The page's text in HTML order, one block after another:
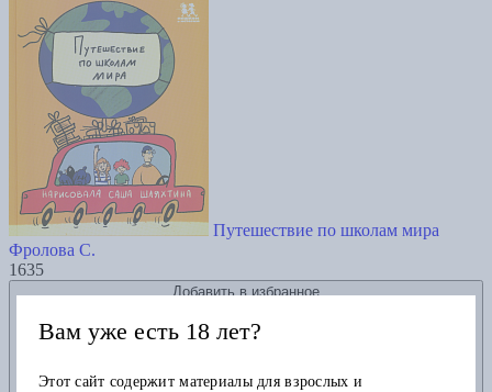
Путешествие по школам мира
Фролова С.
1635
Добавить в избранное
Вам уже есть 18 лет?
Этот сайт содержит материалы для взрослых и